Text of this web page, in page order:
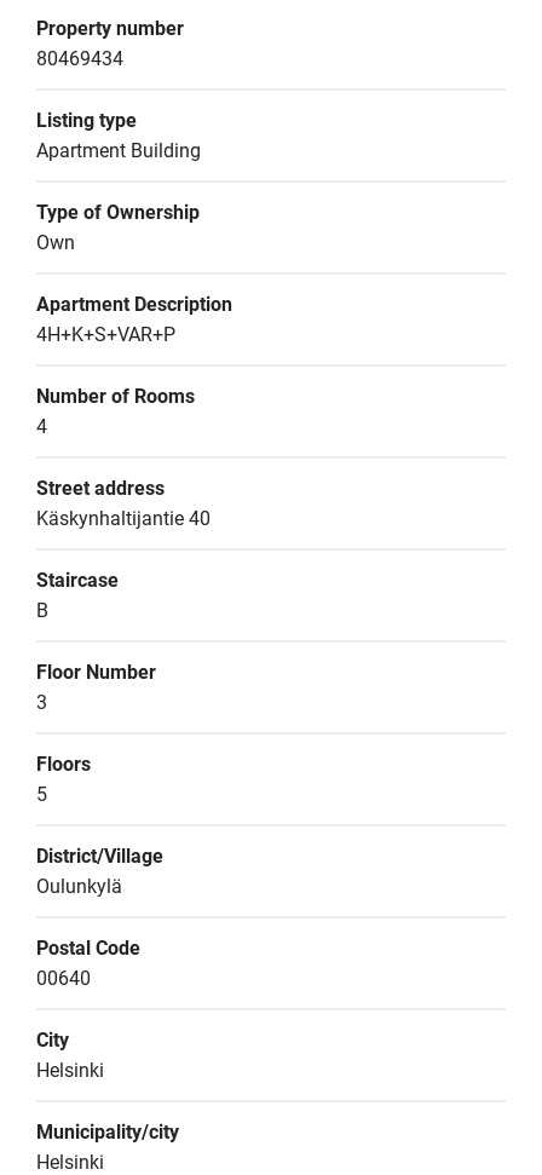
Property number
80469434
Listing type
Apartment Building
Type of Ownership
Own
Apartment Description
4H+K+S+VAR+P
Number of Rooms
4
Street address
Käskynhaltijantie 40
Staircase
B
Floor Number
3
Floors
5
District/Village
Oulunkylä
Postal Code
00640
City
Helsinki
Municipality/city
Helsinki